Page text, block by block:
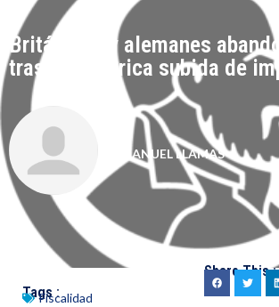
Británicos y alemanes
tras la histórica subida de
MANUEL LLAMAS
Tags :Fiscalidad
Share This :